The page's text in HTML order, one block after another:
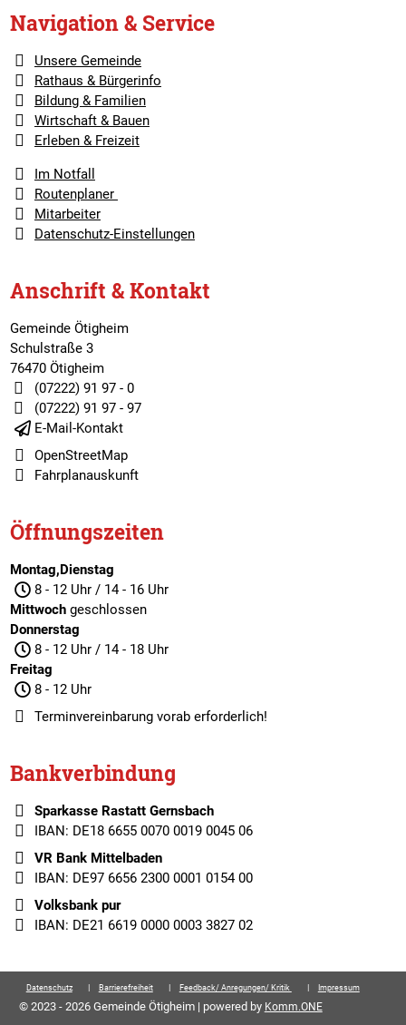
Navigation & Service
Unsere Gemeinde
Rathaus & Bürgerinfo
Bildung & Familien
Wirtschaft & Bauen
Erleben & Freizeit
Im Notfall
Routenplaner
Mitarbeiter
Datenschutz-Einstellungen
Anschrift & Kontakt
Gemeinde Ötigheim
Schulstraße 3
76470 Ötigheim
(07222) 91 97 - 0
(07222) 91 97 - 97
E-Mail-Kontakt
OpenStreetMap
Fahrplanauskunft
Öffnungszeiten
Montag,Dienstag
8 - 12 Uhr / 14 - 16 Uhr
Mittwochgeschlossen
Donnerstag
8 - 12 Uhr / 14 - 18 Uhr
Freitag
8 - 12 Uhr
Terminvereinbarungvorab erforderlich!
Bankverbindung
Sparkasse Rastatt Gernsbach
IBAN: DE18 6655 0070 0019 0045 06
VR Bank Mittelbaden
IBAN: DE97 6656 2300 0001 0154 00
Volksbank pur
IBAN: DE21 6619 0000 0003 3827 02
Datenschutz Barrierefreiheit Feedback/ Anregungen/ Kritik Impressum
© 2023 - 2026 Gemeinde Ötigheim | powered by Komm.ONE